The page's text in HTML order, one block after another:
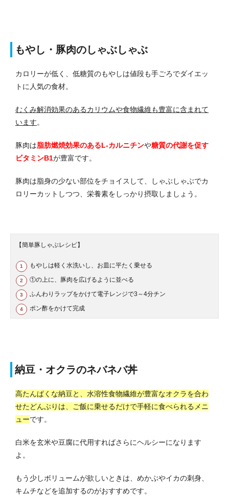
もやし・豚肉のしゃぶしゃぶ
カロリーが低く、低糖質のもやしは値段も手ごろでダイエッ
トに人気の食材。
むくみ解消効果のあるカリウムや食物繊維も豊富に含まれて
います。
豚肉は脂肪燃焼効果のあるL-カルニチンや糖質の代謝を促す
ビタミンB1が豊富です。
豚肉は脂身の少ない部位をチョイスして、しゃぶしゃぶでカ
ロリーカットしつつ、栄養素をしっかり摂取しましょう。
【簡単豚しゃぶレシピ】
もやしは軽く水洗いし、お皿に平たく乗せる
①の上に、豚肉を広げるように並べる
ふんわりラップをかけて電子レンジで3～4分チン
ポン酢をかけて完成
納豆・オクラのネバネバ丼
高たんぱくな納豆と、水溶性食物繊維が豊富なオクラを合わ
せたどんぶりは、ご飯に乗せるだけで手軽に食べられるメニ
ューです。
白米を玄米や豆腐に代用すればさらにヘルシーになります
よ。
もう少しボリュームが欲しいときは、めかぶやイカの刺身、
キムチなどを追加するのがおすすめです。